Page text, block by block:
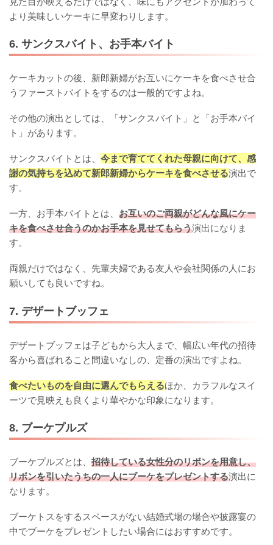
より美味しいケーキに早変わりします。
6. サンクスバイト、お手本バイト
ケーキカットの後、新郎新婦がお互いにケーキを食べさせ合
うファーストバイトをするのは一般的ですよね。
その他の演出としては、「サンクスバイト」と「お手本バイ
ト」があります。
サンクスバイトとは、 今まで育ててくれた母親に向けて、感
謝の気持ちを込めて新郎新婦からケーキを食べさせる演出で
す。
一方、お手本バイトとは、 お互いのご両親がどんな風にケー
キを食べさせ合うのかお手本を見せてもらう演出になりま
す。
両親だけではなく、先輩夫婦である友人や会社関係の人にお
願いしても良いですね。
7. デザートブッフェ
デザートブッフェは子どもから大人まで、幅広い年代の招待
客から喜ばれること間違いなしの、定番の演出ですよね。
食べたいものを自由に選んでもらえるほか、カラフルなスイ
ーツで見映えも良くより華やかな印象になります。
8. ブーケプルズ
ブーケプルズとは、 招待している女性分のリボンを用意し、
リボンを引いたうちの一人にブーケをプレゼントする演出に
なります。
ブーケトスをするスペースがない結婚式場の場合や披露宴の
中でブーケをプレゼントしたい場合にはおすすめです。